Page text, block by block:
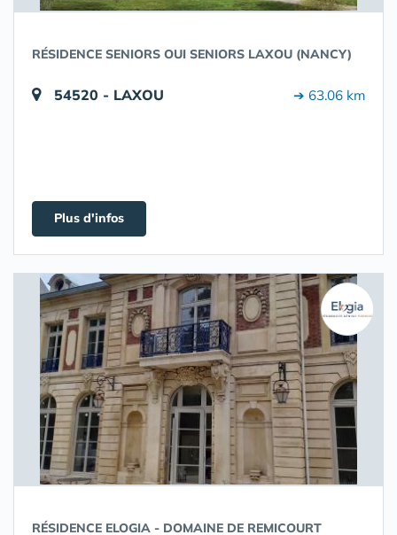
RÉSIDENCE SENIORS OUI SENIORS LAXOU (NANCY)
54520 - LAXOU ➔ 63.06 km
Plus d'infos
RÉSIDENCE ELOGIA - DOMAINE DE REMICOURT